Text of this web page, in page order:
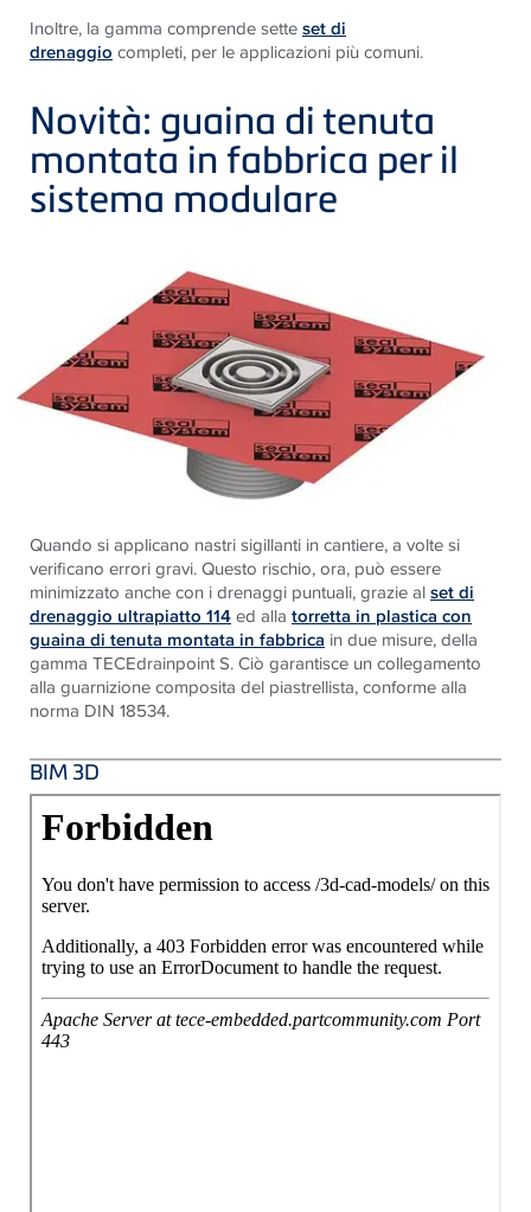
Inoltre, la gamma comprende setteset di
drenaggio completi, per le applicazioni più comuni.
Novità: guaina di tenuta
montata in fabbrica per il
sistema modulare
Quando si applicano nastri sigillanti in cantiere, a volte si
verificano errori gravi. Questo rischio, ora, può essere
minimizzato anche con i drenaggi puntuali, grazie alset di
drenaggio ultrapiatto 114ed alla torretta in plastica con
guaina di tenuta montata in fabbrica in due misure, della
gamma TECEdrainpoint S. Ciò garantisce un collegamento
alla guarnizione composita del piastrellista, conforme alla
norma DIN 18534.
BIM 3D